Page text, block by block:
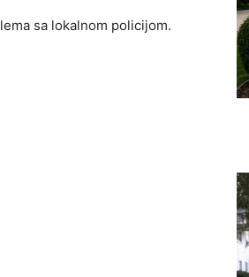
sa lokalnom policijom.